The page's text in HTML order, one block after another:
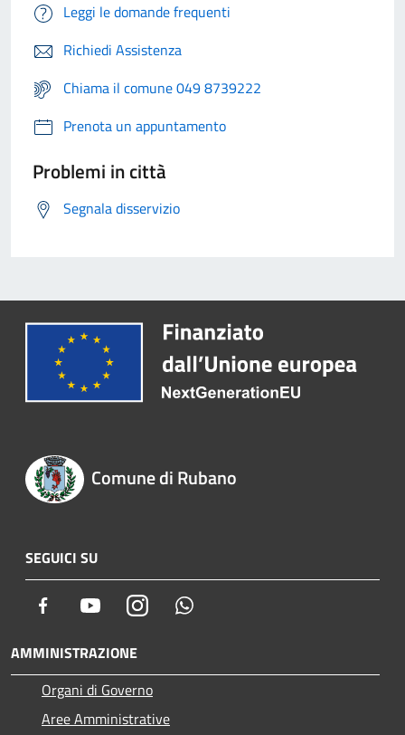
Leggi le domande frequenti
Richiedi Assistenza
Chiama il comune 049 8739222
Prenota un appuntamento
Problemi in città
Segnala disservizio
Comune di Rubano
SEGUICI SU
Facebook YoutubeInstagram
AMMINISTRAZIONE
Organi di Governo
Aree Amministrative